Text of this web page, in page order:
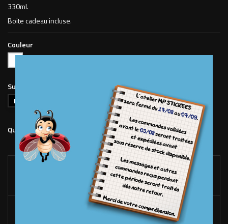
330ml.
Boite cadeau incluse.
Couleur
Blanc
Sublimation
Recto Verso
Quantité  Ajouter au panier
LIVRAISON OFFERTE*
DÉS 100€ D'ACHAT SUR LE SITE. (FRANCE MÉTROPOLITAINE
RACLETTE OFFERTE*
DÉS 50€ D'ACHAT DE STICKERS UNIQUEMENT.